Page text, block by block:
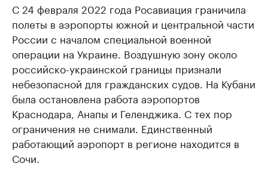
С 24 февраля 2022 года Росавиация граничила
полеты в аэропорты южной и центральной части
России с началом специальной военной
операции на Украине. Воздушную зону около
российско-украинской границы признали
небезопасной для гражданских судов. На Кубани
была остановлена работа аэропортов
Краснодара, Анапы и Геленджика. С тех пор
ограничения не снимали. Единственный
работающий аэропорт в регионе находится в
Сочи.